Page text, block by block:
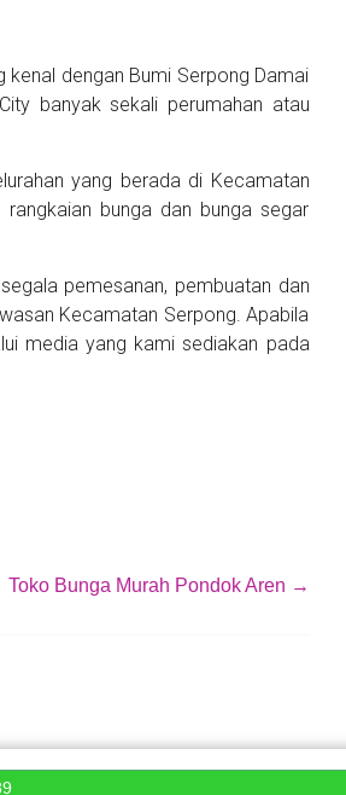
dengan Bumi Serpong Damai
banyak sekali perumahan atau
yang berada di Kecamatan
bunga dan bunga segar
pemesanan, pembuatan dan
Kecamatan Serpong. Apabila
media yang kami sediakan pada
Toko Bunga Murah Pondok Aren →